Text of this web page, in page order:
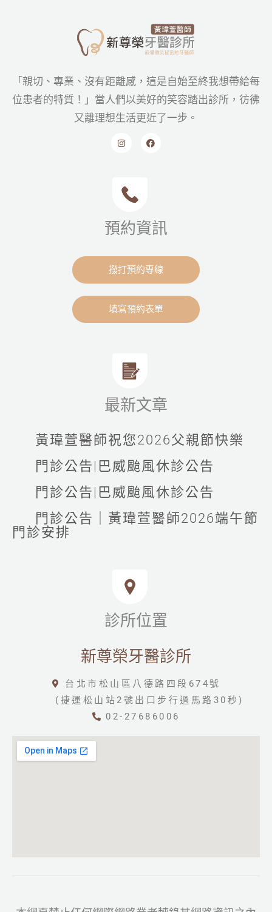
「親切、專業、沒有距離感，這是自始至終我想帶給每
位患者的特質！」當人們以美好的笑容踏出診所，彷彿
又離理想生活更近了一步。
預約資訊
撥打預約專線
填寫預約表單
最新文章
黃瑋萱醫師祝您2026父親節快樂
門診公告|巴威颱風休診公告
門診公告|巴威颱風休診公告
門診公告｜黃瑋萱醫師2026端午節
門診安排
診所位置
新尊榮牙醫診所
台北市松山區八德路四段674號
(捷運松山站2號出口步行過馬路30秒)
02-27686006